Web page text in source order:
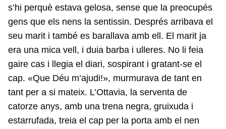
s’hi perquè estava gelosa, sense que la preocupés
gens que els nens la sentissin. Després arribava el
seu marit i també es barallava amb ell. El marit ja
era una mica vell, i duia barba i ulleres. No li feia
gaire cas i llegia el diari, sospirant i gratant-se el
cap. «Que Déu m’ajudi!», murmurava de tant en
tant per a si mateix. L’Ottavia, la serventa de
catorze anys, amb una trena negra, gruixuda i
estarrufada, treia el cap per la porta amb el nen